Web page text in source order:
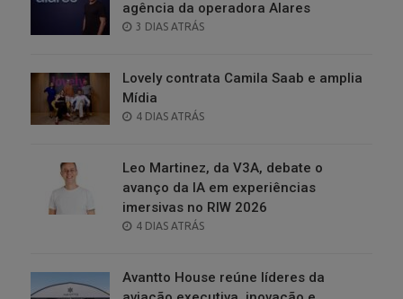
agência da operadora Alares
POSTED
3 DIAS ATRÁS
Lovely contrata Camila Saab e amplia
Mídia
POSTED
4 DIAS ATRÁS
Leo Martinez, da V3A, debate o
avanço da IA em experiências
imersivas no RIW 2026
POSTED
4 DIAS ATRÁS
Avantto House reúne líderes da